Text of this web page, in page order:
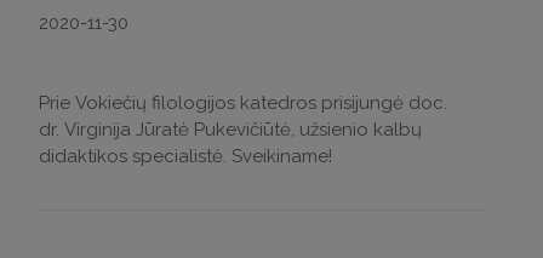
2020-11-30
Prie Vokiečių filologijos katedros prisijungė doc.
dr. Virginija Jūratė Pukevičiūtė, užsienio kalbų
didaktikos specialistė. Sveikiname!